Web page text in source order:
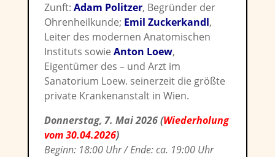
Zunft: Adam Politzer, Begründer der
Ohrenheilkunde; Emil Zuckerkandl,
Leiter des modernen Anatomischen
Instituts sowie Anton Loew,
Eigentümer des – und Arzt im
Sanatorium Loew. seinerzeit die größte
private Krankenanstalt in Wien.
Donnerstag, 7. Mai 2026 (Wiederholung
vom 30.04.2026)
Beginn: 18:00 Uhr / Ende: ca. 19:00 Uhr